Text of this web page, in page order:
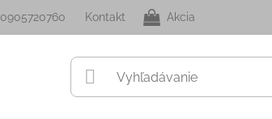
0905720760 Kontakt Akcia